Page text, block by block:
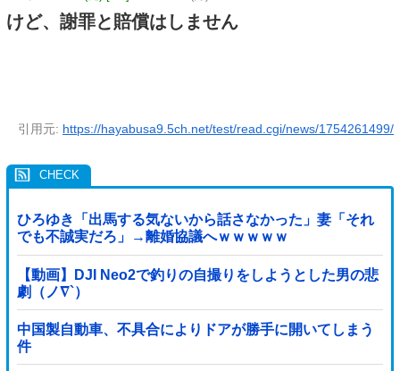
けど、謝罪と賠償はしません
引用元: https://hayabusa9.5ch.net/test/read.cgi/news/1754261499/
ひろゆき「出馬する気ないから話さなかった」妻「それ
でも不誠実だろ」→離婚協議へｗｗｗｗｗ
【動画】DJI Neo2で釣りの自撮りをしようとした男の悲
劇（ノ∇`）
中国製自動車、不具合によりドアが勝手に開いてしまう
件